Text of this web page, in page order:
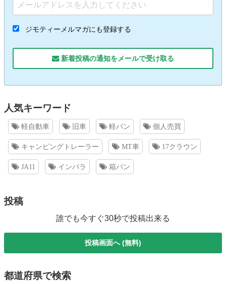
ジモティーメルマガにも登録する
新着投稿の通知をメールで受け取る
人気キーワード
軽自動車 旧車 軽バン 個人売買
キャンピングトレーラー MT車 17クラウン
JA11 インパラ 箱バン
投稿
誰でも今すぐ30秒で投稿出来る
投稿画面へ (無料)
都道府県で検索